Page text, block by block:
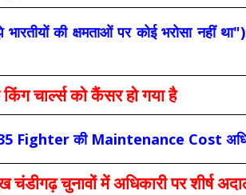
की क्षमताओं पर कोई भरोसा नहीं
चार्ल्स को कैंसर हो गया है
35 Fighter की Maintenance Cost
चुनावों में अधिकारी पर शीर्ष